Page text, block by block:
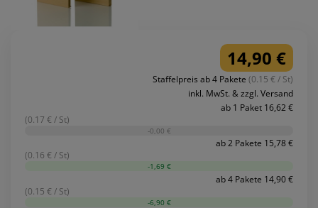
14,90 €
Staffelpreis ab 4 Pakete (0.15 € / St)
inkl. MwSt. & zzgl. Versand
ab 1 Paket 16,62 €
(0.17 € / St)
-0,00 €
ab 2 Pakete 15,78 €
(0.16 € / St)
-1,69 €
ab 4 Pakete 14,90 €
(0.15 € / St)
-6,90 €